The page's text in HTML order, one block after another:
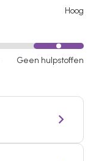
Hoog
Geen hulpstoffen